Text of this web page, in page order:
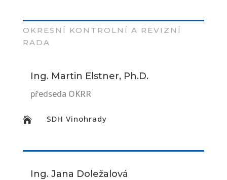
OKRESNÍ KONTROLNÍ A REVIZNÍ
RADA
Ing. Martin Elstner, Ph.D.
předseda OKRR
 SDH Vinohrady
Ing. Jana Doležalová